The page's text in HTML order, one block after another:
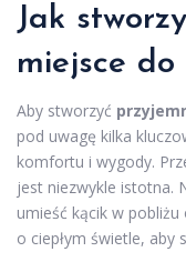
Jak
miejsce
Aby stworzyć
pod uwagę kilka
komfortu i wygody.
jest niezwykle istotna.
umieść kącik w
o ciepłym świetle,